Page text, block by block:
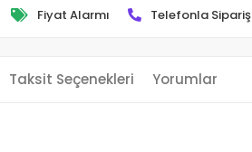
Fiyat Alarmı Telefonla Sipariş
Taksit Seçenekleri Yorumlar